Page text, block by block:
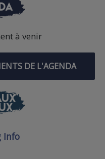
à venir
DE L'AGENDA
Info